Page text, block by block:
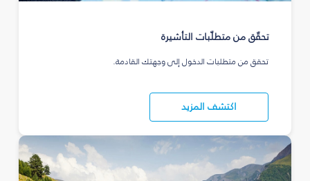
تحقّق من متطلّبات التأشيرة
تحقق من متطلبات الدخول إلى وجهتك القادمة.
اكتشف المزيد